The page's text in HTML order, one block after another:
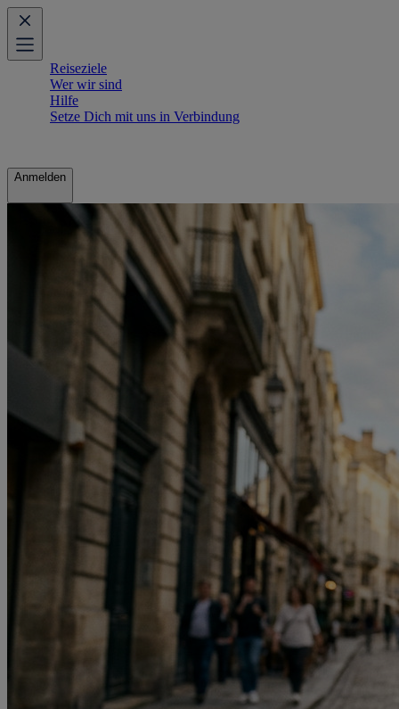
Reiseziele
Wer wir sind
Hilfe
Setze Dich mit uns in Verbindung
Anmelden